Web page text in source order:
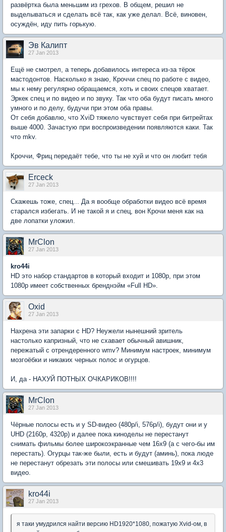
развёртка была меньшим из грехов. В общем, решил не
выделываться и сделать всё так, как уже делал. Всё, виновен,
осуждён, иду пить горькую.
Эв Калипт
27 Jan 2013
Ещё не смотрел, а теперь добавилось интереса из-за тёрок
мастодонтов. Насколько я знаю, Кроччи спец по работе с видео,
мы к нему регулярно обращаемся, хоть и своих спецов хватает.
Эркек спец и по видео и по звуку. Так что оба будут писать много
умного и по делу, будучи при этом оба правы.
От себя добавлю, что XviD тяжело чувствует себя при битрейтах
выше 4000. Зачастую при воспроизведении появляются каки. Так
что mkv.
Кроччи, Фриц передаёт тебе, что ты не хуй и что он любит тебя
Erceck
27 Jan 2013
Скажешь тоже, спец... Да я вообще обработки видео всё время
старался избегать. И не такой я и спец, вон Крочи меня как на
две лопатки уложил.
MrClon
27 Jan 2013
kro44i
HD это набор стандартов в который входит и 1080p, при этом
1080p имеет собственных бренднэйм «Full HD».
Oxid
27 Jan 2013
Нахрена эти запарки с HD? Неужели нынешний зритель
настолько капризный, что не схавает обычный авишник,
пережатый с отрендеренного wmv? Минимум настроек, минимум
мозгоёбки и никаких черных полос и огурцов.
И, да - НАХУЙ ПОТНЫХ ОЧКАРИКОВ!!!!
MrClon
27 Jan 2013
Чёрные полосы есть и у SD-видео (480p/i, 576p/i), будут они и у
UHD (2160p, 4320p) и далее пока киноделы не перестанут
снимать фильмы более широкоэкранные чем 16х9 (а с чего-бы им
перестать). Огурцы так-же были, есть и будут (аминь), пока люде
не перестанут обрезать эти полосы или смешивать 19х9 и 4х3
видео.
kro44i
27 Jan 2013
я таки умудрился найти версию HD1920*1080, пожатую Xvid-ом, в